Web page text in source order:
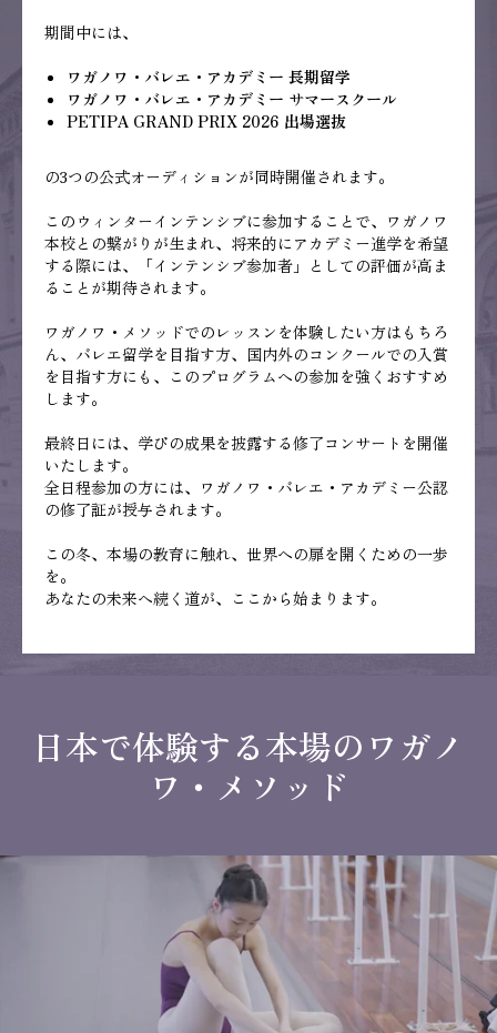
期間中には、
ワガノワ・バレエ・アカデミー 長期留学
ワガノワ・バレエ・アカデミー サマースクール
PETIPA GRAND PRIX 2026 出場選抜
の3つの公式オーディションが同時開催されます。
このウィンターインテンシブに参加することで、ワガノワ
本校との繋がりが生まれ、将来的にアカデミー進学を希望
する際には、「インテンシブ参加者」としての評価が高ま
ることが期待されます。
ワガノワ・メソッドでのレッスンを体験したい方はもちろ
ん、バレエ留学を目指す方、国内外のコンクールでの入賞
を目指す方にも、このプログラムへの参加を強くおすすめ
します。
最終日には、学びの成果を披露する修了コンサートを開催
いたします。
全日程参加の方には、ワガノワ・バレエ・アカデミー公認
の修了証が授与されます。
この冬、本場の教育に触れ、世界への扉を開くための一歩
を。
あなたの未来へ続く道が、ここから始まります。
日本で体験する本場のワガノ
ワ・メソッド